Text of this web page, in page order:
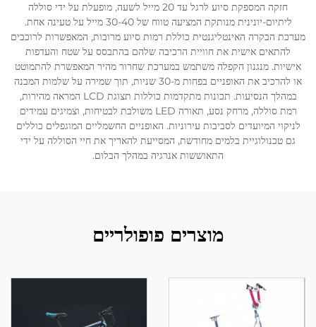
חזקה המספקת סיוע לרגל עד 20 מייל לשעה, מופעלת על ידי סוללה
ליתיום-יונינית מנותקת המציעה טווח של 30-40 מייל על טעינה אחת.
מערכת הבקרה האינטליגנטית כוללת רמות סיוע מרובות, המאפשרות לרוכבים
להתאים אישית את חוויית הרכיבה שלהם בהתבסס על שטח והעדפות
אישיות. מנגנון הקפלה משתמש במערכת שחרור מהיר המאפשרת להתמוטט
או להרכיב את האופניים בפחות מ-30 שניות, תוך שמירה על שלמות המבנה
במהלך הנסיעות. תכונות מתקדמות כוללות תצוגת LCD המראה מהירות,
רמת סוללה, מרחק נסע, תאורה LED משולבת לבטיחות, וצמיגים עמידים
לניקוי המיועדים לסביבות עירוניות. האופניים החשמליים המוגפלים כוללים
גם טכנולוגיית בלמים מחודשת, המסייעת להאריך את חיי הסוללה על ידי
התאוששות אנרגיה במהלך הבלום.
מוצרים פופולריים